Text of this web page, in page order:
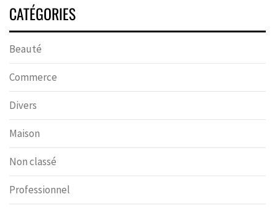
CATÉGORIES
Beauté
Commerce
Divers
Maison
Non classé
Professionnel